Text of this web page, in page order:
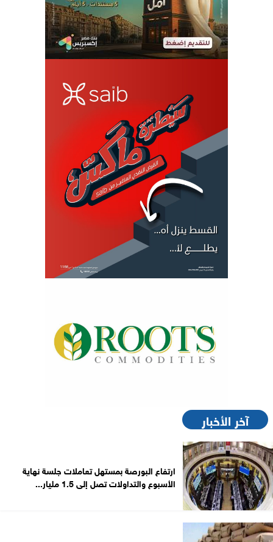
آخر الأخبار
ارتفاع البورصة بمستهل تعاملات جلسة نهاية
الأسبوع والتداولات تصل إلى 1.5 مليار...